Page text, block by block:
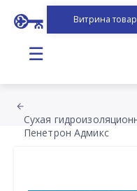
Витрина
☰
Сухая
Пенетрон Адмикс